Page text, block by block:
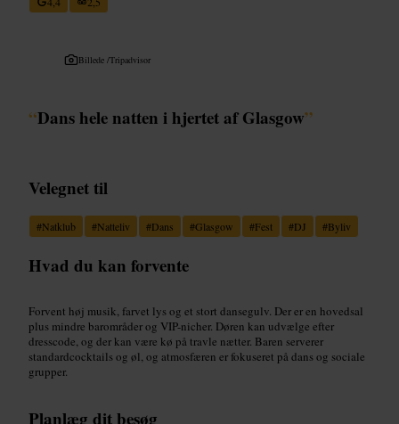
Billede /Tripadvisor
“Dans hele natten i hjertet af Glasgow”
Velegnet til
#Natklub #Natteliv #Dans #Glasgow #Fest #DJ #Byliv
Hvad du kan forvente
Forvent høj musik, farvet lys og et stort dansegulv. Der er en hovedsal
plus mindre barområder og VIP-nicher. Døren kan udvælge efter
dresscode, og der kan være kø på travle nætter. Baren serverer
standardcocktails og øl, og atmosfæren er fokuseret på dans og sociale
grupper.
Planlæg dit besøg